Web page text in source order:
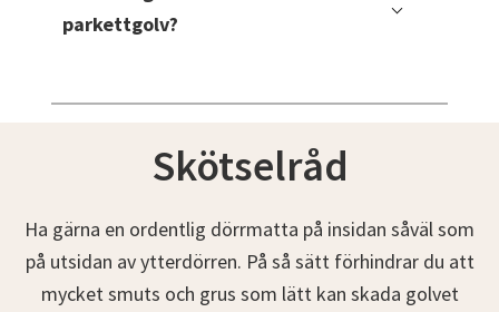
parkettgolv?
Vi kan dock inte garantera helt tysta parkettgolv, men vår
metod kan göra betydande förbättringar för de flesta golv.
Skötselråd
Ha gärna en ordentlig dörrmatta på insidan såväl som
på utsidan av ytterdörren. På så sätt förhindrar du att
mycket smuts och grus som lätt kan skada golvet